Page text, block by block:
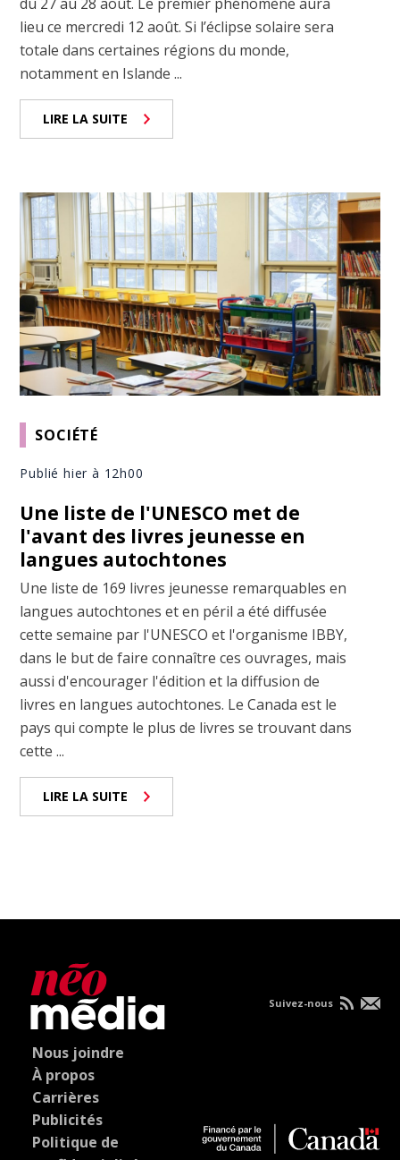
du 27 au 28 août. Le premier phénomène aura
lieu ce mercredi 12 août. Si l’éclipse solaire sera
totale dans certaines régions du monde,
notamment en Islande ...
LIRE LA SUITE
SOCIÉTÉ
Publié hier à 12h00
Une liste de l'UNESCO met de
l'avant des livres jeunesse en
langues autochtones
Une liste de 169 livres jeunesse remarquables en
langues autochtones et en péril a été diffusée
cette semaine par l'UNESCO et l'organisme IBBY,
dans le but de faire connaître ces ouvrages, mais
aussi d'encourager l'édition et la diffusion de
livres en langues autochtones. Le Canada est le
pays qui compte le plus de livres se trouvant dans
cette ...
LIRE LA SUITE
Nous joindre
À propos
Carrières
Publicités
Politique de
Suivez-nous